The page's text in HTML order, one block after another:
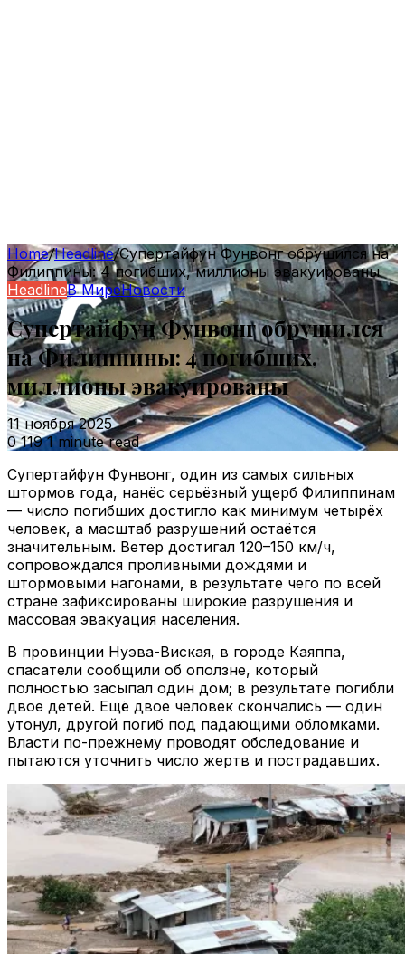
Home/Headline/Супертайфун Фунвонг обрушился на
Филиппины: 4 погибших, миллионы эвакуированы
HeadlineВ МиреНовости
Супертайфун Фунвонг обрушился
на Филиппины: 4 погибших,
миллионы эвакуированы
11 ноября 2025
01191 minute read
Супертайфун Фунвонг, один из самых сильных
штормов года, нанёс серьёзный ущерб Филиппинам
— число погибших достигло как минимум четырёх
человек, а масштаб разрушений остаётся
значительным. Ветер достигал 120–150 км/ч,
сопровождался проливными дождями и
штормовыми нагонами, в результате чего по всей
стране зафиксированы широкие разрушения и
массовая эвакуация населения.
В провинции Нуэва-Виская, в городе Каяппа,
спасатели сообщили об оползне, который
полностью засыпал один дом; в результате погибли
двое детей. Ещё двое человек скончались — один
утонул, другой погиб под падающими обломками.
Власти по-прежнему проводят обследование и
пытаются уточнить число жертв и пострадавших.